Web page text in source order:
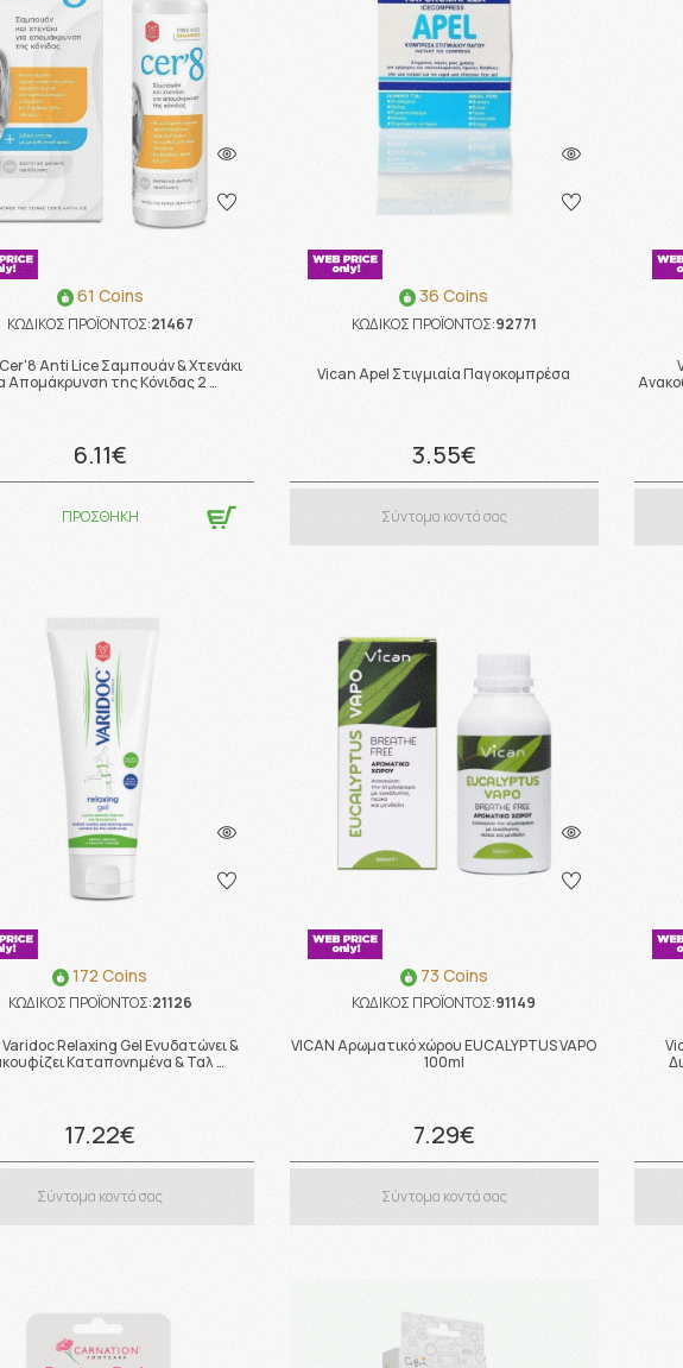
61 Coins
ΚΩΔΙΚΟΣ ΠΡΟΪΟΝΤΟΣ:21467
Anti Lice Σαμπουάν & Χτενάκι
Απομάκρυνση της Κόνιδας 2 …
6.11€
ΠΡΟΣΘΗΚΗ
36 Coins
ΚΩΔΙΚΟΣ ΠΡΟΪΟΝΤΟΣ:92771
Vican Apel Στιγμιαία Παγοκομπρέσα
3.55€
Σύντομα κοντά σας
172 Coins
ΚΩΔΙΚΟΣ ΠΡΟΪΟΝΤΟΣ:21126
Relaxing Gel Ενυδατώνει &
Καταπονημένα & Ταλ …
17.22€
Σύντομα κοντά σας
73 Coins
ΚΩΔΙΚΟΣ ΠΡΟΪΟΝΤΟΣ:91149
VICAN Αρωματικό χώρου EUCALYPTUS VAPO
100ml
7.29€
Σύντομα κοντά σας